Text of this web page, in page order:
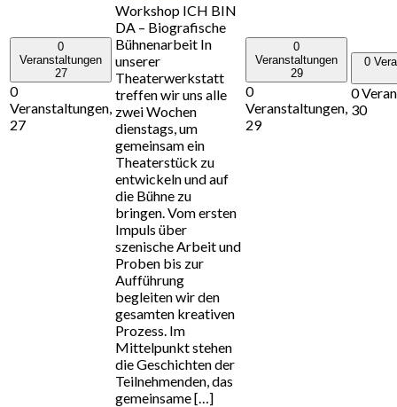
0
Veranstaltungen
27
0
Veranstaltungen,
27
Workshop ICH BIN
DA – Biografische
Bühnenarbeit In
unserer
Theaterwerkstatt
treffen wir uns alle
zwei Wochen
dienstags, um
gemeinsam ein
Theaterstück zu
entwickeln und auf
die Bühne zu
bringen. Vom ersten
Impuls über
szenische Arbeit und
Proben bis zur
Aufführung
begleiten wir den
gesamten kreativen
Prozess. Im
Mittelpunkt stehen
die Geschichten der
Teilnehmenden, das
gemeinsame […]
0
Veranstaltungen
29
0
Veranstaltungen,
29
0
0
30